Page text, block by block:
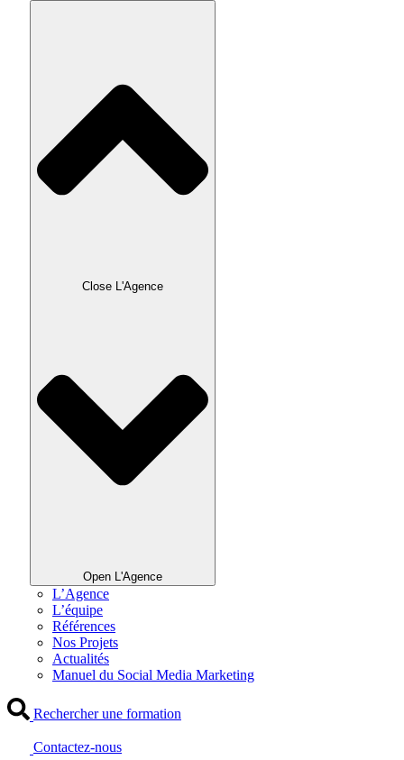
Close L'Agence
Open L'Agence
L’Agence
L’équipe
Références
Nos Projets
Actualités
Manuel du Social Media Marketing
Rechercher une formation
Contactez-nous